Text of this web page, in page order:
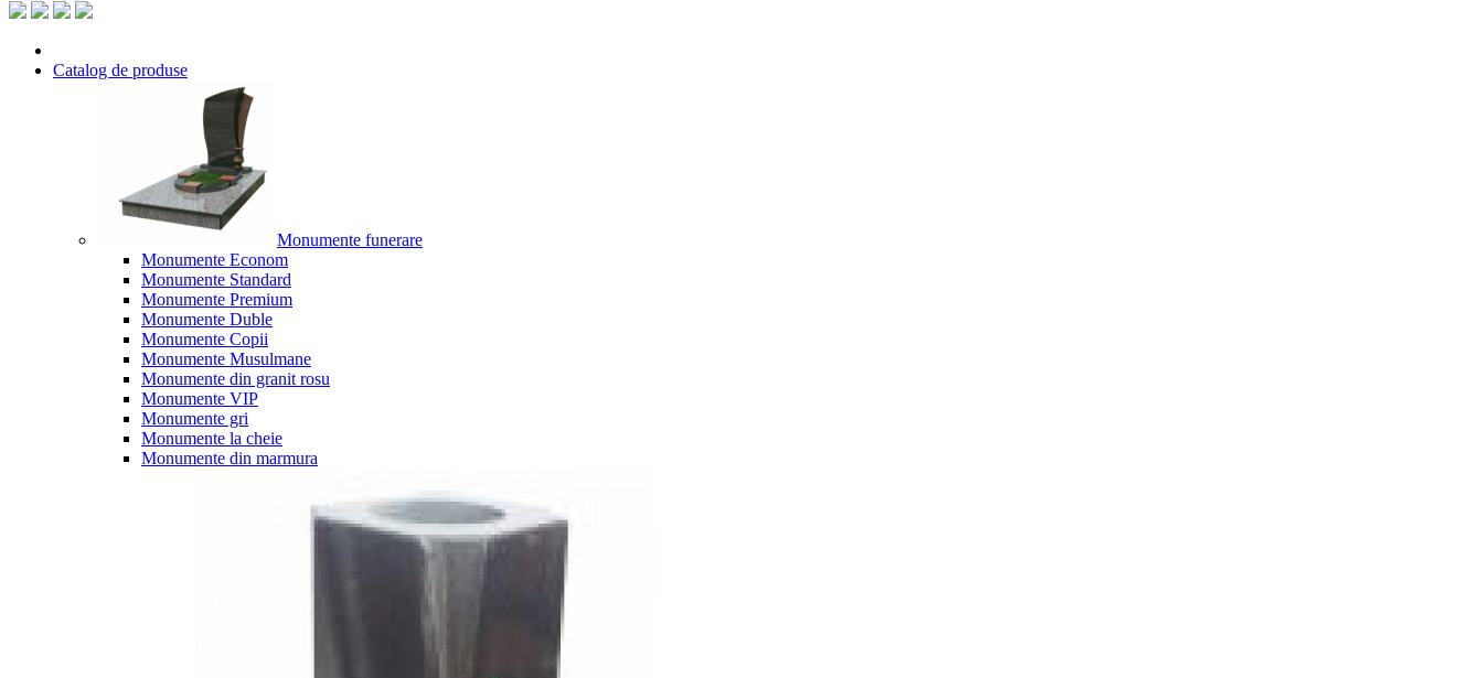
Catalog de produse
Monumente funerare
Monumente Econom
Monumente Standard
Monumente Premium
Monumente Duble
Monumente Copii
Monumente Musulmane
Monumente din granit rosu
Monumente VIP
Monumente gri
Monumente la cheie
Monumente din marmura